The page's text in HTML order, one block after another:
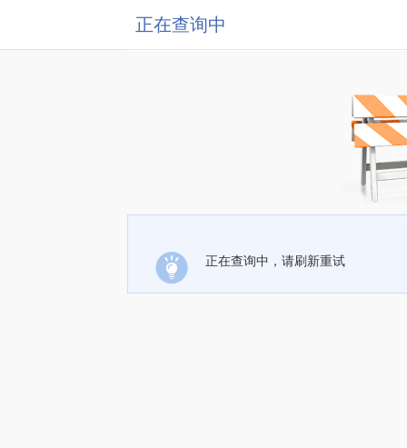
正在查询中
正在查询中，请刷新重试